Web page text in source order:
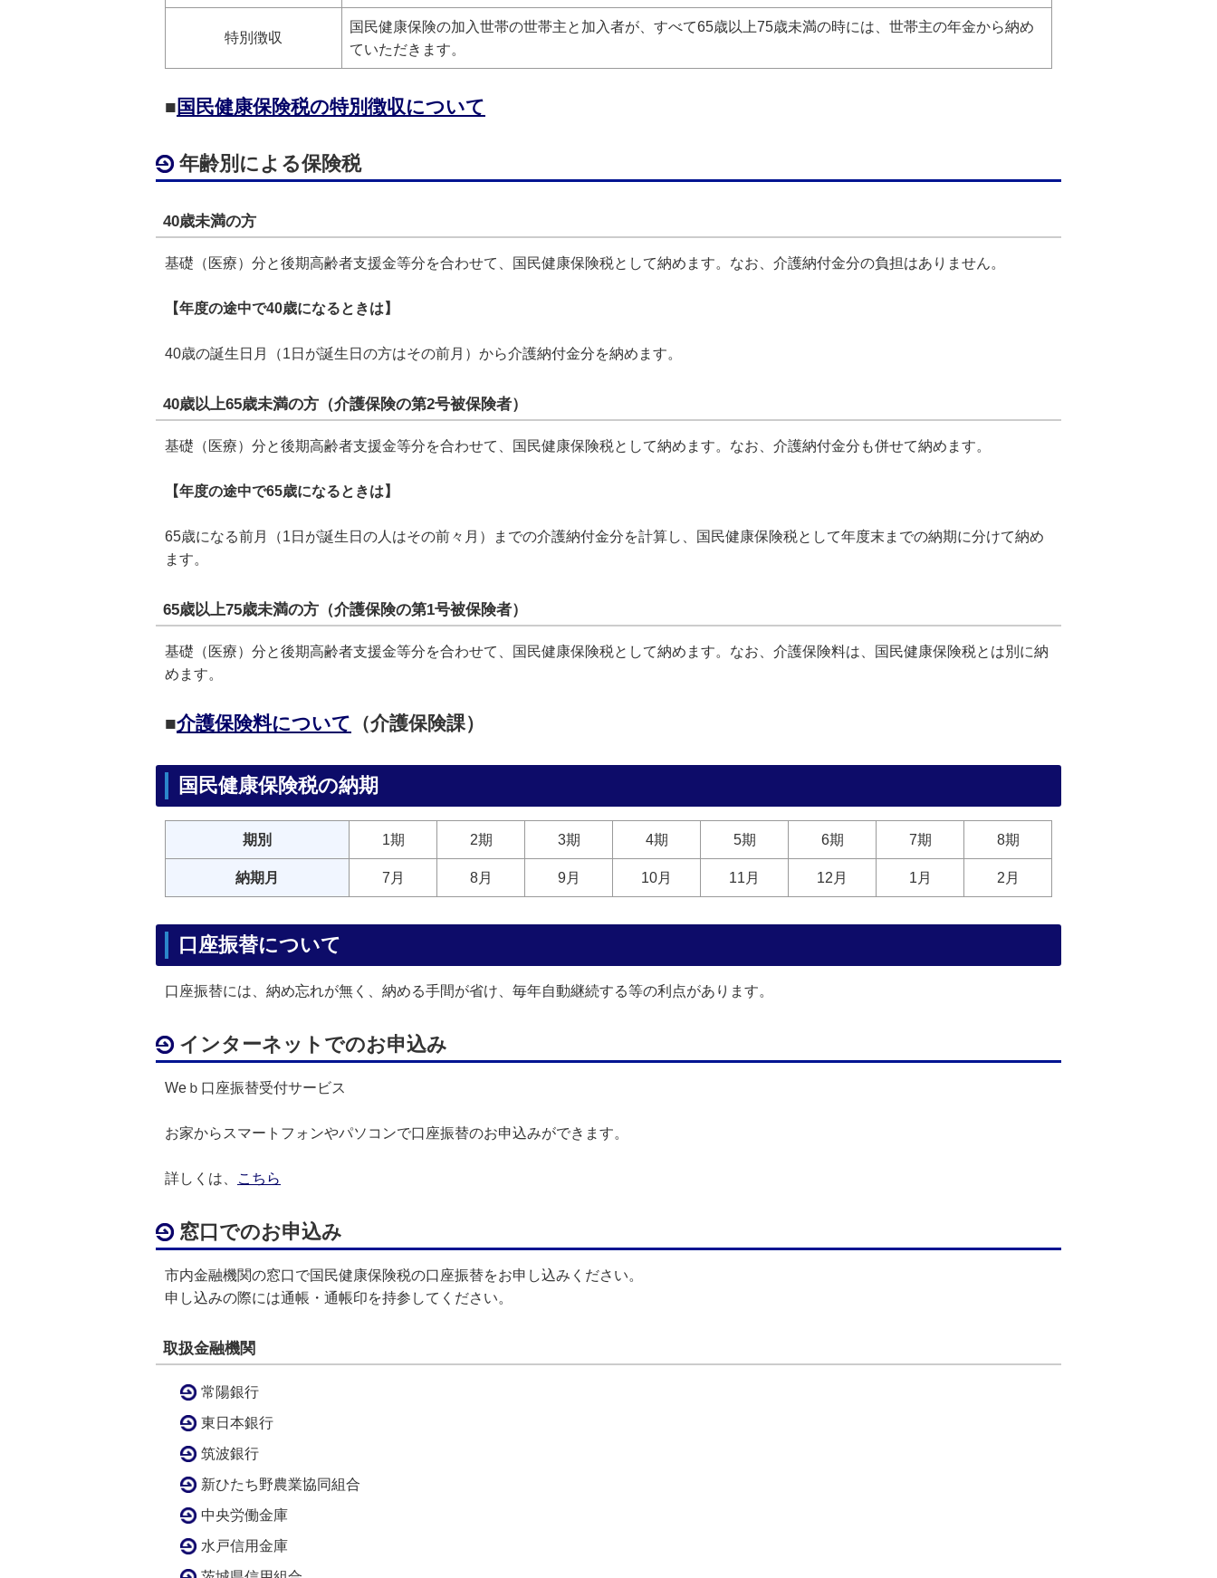
特別徴収
国民健康保険の加入世帯の世帯主と加入者が、すべて65歳以上75歳未満の時には、世帯主の年金から納め
ていただきます。
■ 国民健康保険税の特別徴収について
年齢別による保険税
40歳未満の方
基礎（医療）分と後期高齢者支援金等分を合わせて、国民健康保険税として納めます。なお、介護納付金分の負担はありません。
【年度の途中で40歳になるときは】
40歳の誕生日月（1日が誕生日の方はその前月）から介護納付金分を納めます。
40歳以上65歳未満の方（介護保険の第2号被保険者）
基礎（医療）分と後期高齢者支援金等分を合わせて、国民健康保険税として納めます。なお、介護納付金分も併せて納めます。
【年度の途中で65歳になるときは】
65歳になる前月（1日が誕生日の人はその前々月）までの介護納付金分を計算し、国民健康保険税として年度末までの納期に分けて納め
ます。
65歳以上75歳未満の方（介護保険の第1号被保険者）
基礎（医療）分と後期高齢者支援金等分を合わせて、国民健康保険税として納めます。なお、介護保険料は、国民健康保険税とは別に納
めます。
■介護保険料について （介護保険課）
国民健康保険税の納期
期別 1期 2期 3期 4期 5期 6期 7期 8期
納期月 7月 8月 9月 10月 11月 12月 1月 2月
口座振替について
口座振替には、納め忘れが無く、納める手間が省け、毎年自動継続する等の利点があります。
インターネットでのお申込み
Weｂ口座振替受付サービス
お家からスマートフォンやパソコンで口座振替のお申込みができます。
詳しくは、 こちら
窓口でのお申込み
市内金融機関の窓口で国民健康保険税の口座振替をお申し込みください。
申し込みの際には通帳・通帳印を持参してください。
取扱金融機関
常陽銀行
東日本銀行
筑波銀行
新ひたち野農業協同組合
中央労働金庫
水戸信用金庫